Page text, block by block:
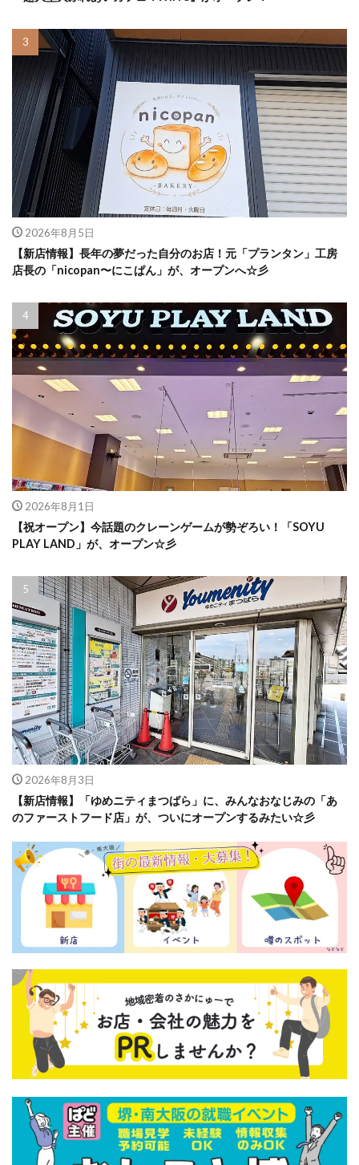
2026年8月5日
【新店情報】長年の夢だった自分のお店！元「プランタン」工房
店長の「nicopan〜にこぱん」が、オープンへ☆彡
2026年8月1日
【祝オープン】今話題のクレーンゲームが勢ぞろい！「SOYU
PLAY LAND」が、オープン☆彡
2026年8月3日
【新店情報】「ゆめニティまつばら」に、みんなおなじみの「あ
のファーストフード店」が、ついにオープンするみたい☆彡